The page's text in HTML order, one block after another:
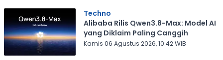
Techno
Alibaba Rilis Qwen3.8-Max: Model AI
yang Diklaim Paling Canggih
Kamis 06 Agustus 2026, 10:42 WIB